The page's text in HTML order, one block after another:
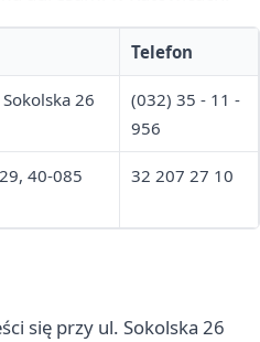
Telefon
26
(032) 35 - 11 -
956
40-085
32 207 27 10
się przy ul. Sokolska 26